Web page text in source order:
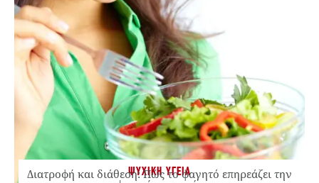
ΨΥΧΙΚΗ ΥΓΕΙΑ
Διατροφή και διάθεση: Πώς το φαγητό επηρεάζει την